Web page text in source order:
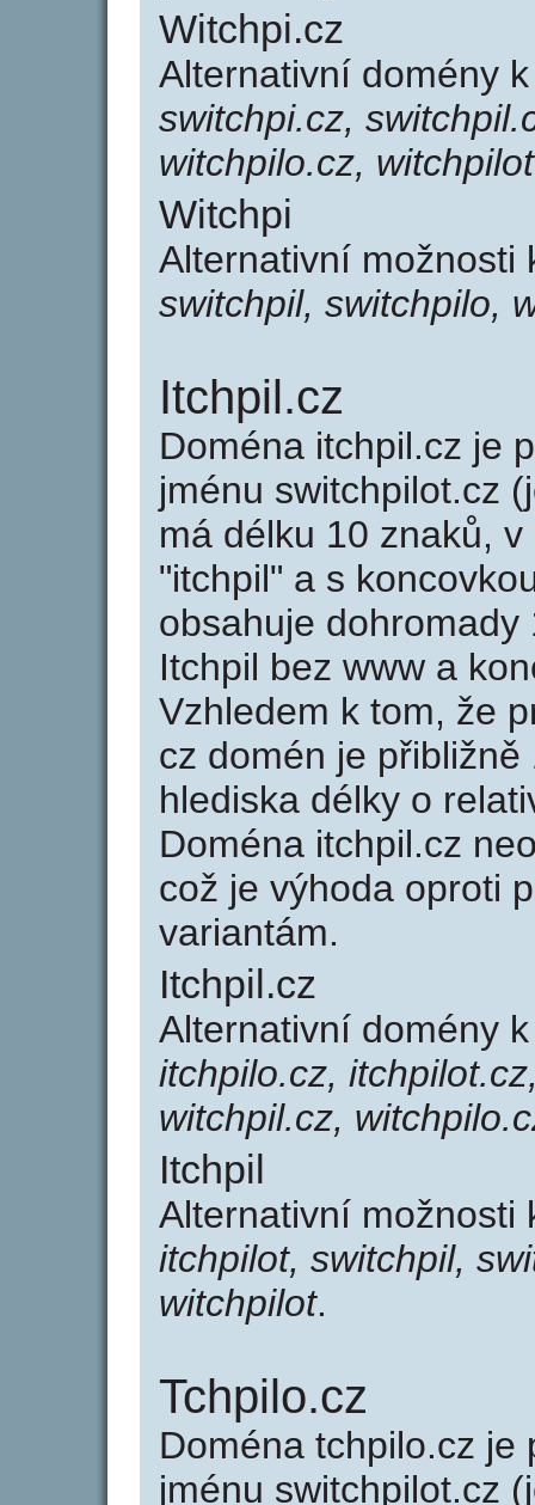
Witchpi.cz
Alternativní domény
switchpi.cz,
witchpilo.cz,
Witchpi
Alternativní
switchpil, switchpilo,
Itchpil.cz
Doména itchpil.cz je
jménu switchpilot.cz
má délku 10 znaků,
"itchpil" a s
obsahuje
Itchpil bez www a
Vzhledem k tom, že
cz domén je
hlediska délky o
Doména itchpil.cz
což je výhoda oproti
variantám.
Itchpil.cz
Alternativní domény
itchpilo.cz,
witchpil.cz,
Itchpil
Alternativní
itchpilot, switchpil,
witchpilot.
Tchpilo.cz
Doména tchpilo.cz je
jménu switchpilot.cz